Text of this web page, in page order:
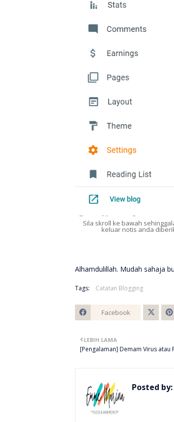
Sila skroll ke bawah
keluar notis anda
Alhamdulillah. Mudah sahaja
Tags: Catatan Blogging
Facebook
LEBIH LAMA
[Pengalaman] Demam Virus atau
Posted by: